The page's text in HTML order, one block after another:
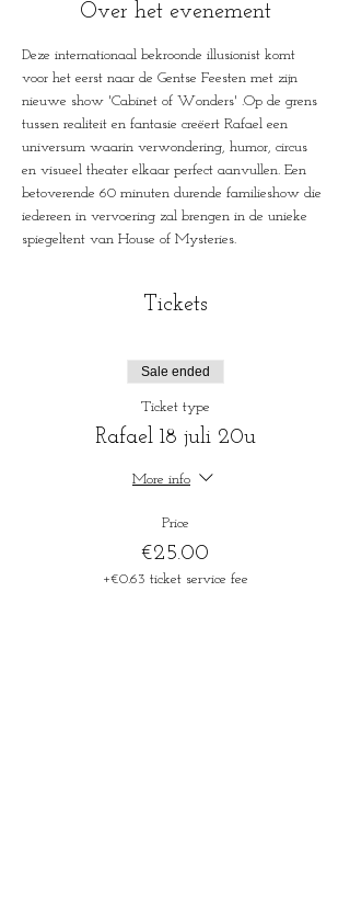
Over het evenement
Deze internationaal bekroonde illusionist komt
voor het eerst naar de Gentse Feesten met zijn
nieuwe show 'Cabinet of Wonders' .Op de grens
tussen realiteit en fantasie creëert Rafael een
universum waarin verwondering, humor, circus
en visueel theater elkaar perfect aanvullen. Een
betoverende 60 minuten durende familieshow die
iedereen in vervoering zal brengen in de unieke
spiegeltent van House of Mysteries.
Tickets
Sale ended
Ticket type
Rafael 18 juli 20u
More info
Price
€25.00
+€0.63 ticket service fee